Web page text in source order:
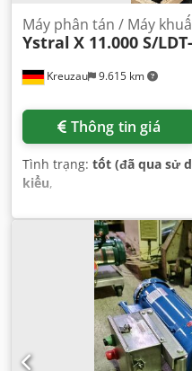
Kreuzau 9.615 km
Máy phân tán / Máy
Ystral X 11.000 S/
Thông tin giá
Tình trạng: tốt (đã qua sử
kiểu,